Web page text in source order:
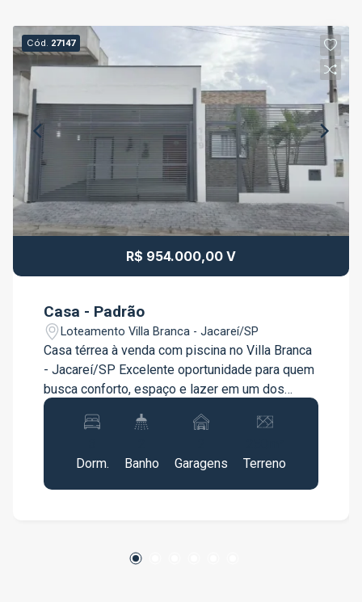
Cód. 27147
R$ 954.000,00 V
Casa - Padrão
Loteamento Villa Branca - Jacareí/SP
Casa térrea à venda com piscina no Villa Branca
- Jacareí/SP Excelente oportunidade para quem
busca conforto, espaço e lazer em um dos
bairros mais valorizados de Jacareí. Esta casa
térrea possui ambientes amplos, excelente
proporcionam mais praticidade e qualidade de
vida para toda a família. Características do
à copa, equipada com cooktop, forno elétrico e
Dorm.
Banho
Garagens
Terreno